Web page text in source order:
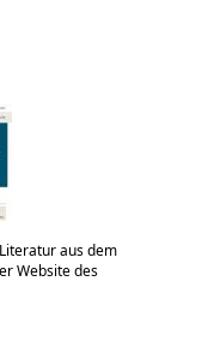
aus dem
Website des